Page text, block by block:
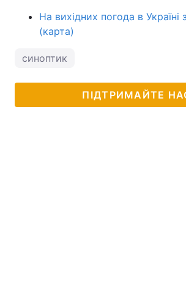
На вихідних погода в Україні
(карта)
синоптик
ПІДТРИМАЙТЕ